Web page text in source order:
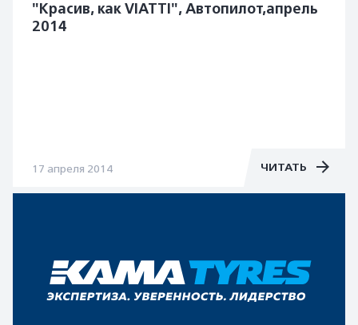
"Красив, как VIATTI", Автопилот,апрель
2014
17 апреля 2014 ЧИТАТЬ